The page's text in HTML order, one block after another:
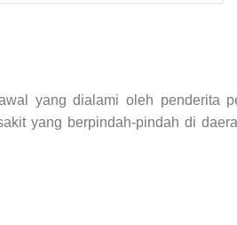
yang dialami oleh penderita
yang berpindah-pindah di